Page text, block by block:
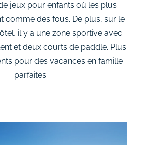
jeux pour enfants où les plus
comme des fous. De plus, sur le
il y a une zone sportive avec
et deux courts de paddle. Plus
pour des vacances en famille
parfaites.